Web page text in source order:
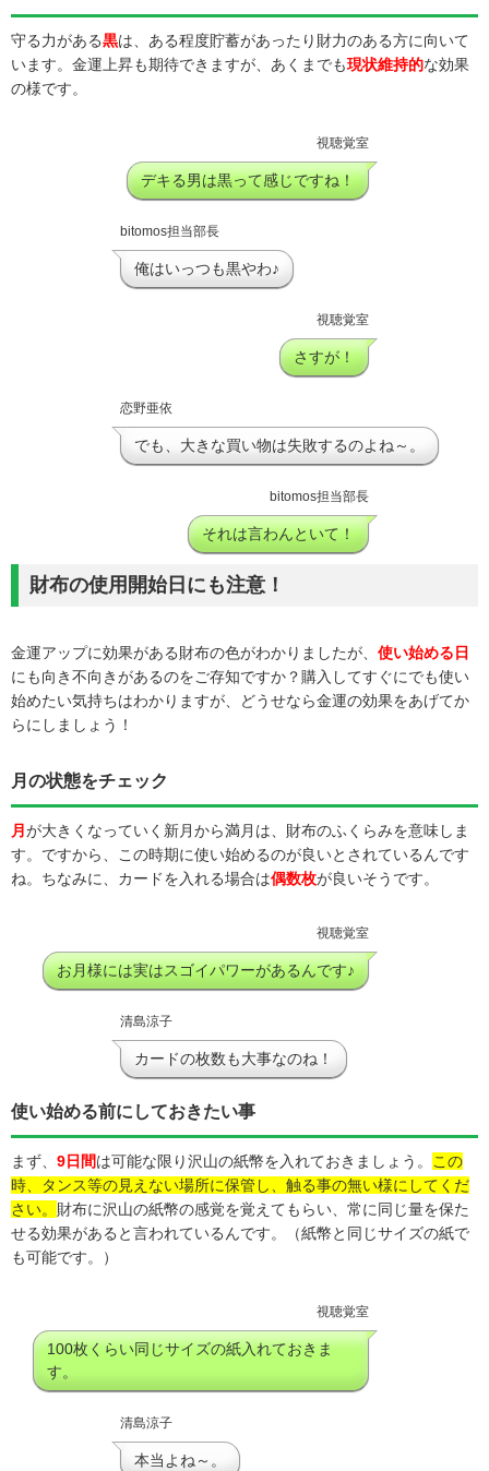
守る力がある黒は、ある程度貯蓄があったり財力のある方に向いて
います。金運上昇も期待できますが、あくまでも現状維持的な効果
の様です。
視聴覚室
デキる男は黒って感じですね！
bitomos担当部長
俺はいっつも黒やわ♪
視聴覚室
さすが！
恋野亜依
でも、大きな買い物は失敗するのよね～。
bitomos担当部長
それは言わんといて！
財布の使用開始日にも注意！
金運アップに効果がある財布の色がわかりましたが、 使い始める日
にも向き不向きがあるのをご存知ですか？購入してすぐにでも使い
始めたい気持ちはわかりますが、どうせなら金運の効果をあげてか
らにしましょう！
月の状態をチェック
月 が大きくなっていく新月から満月は、財布のふくらみを意味しま
す。ですから、この時期に使い始めるのが良いとされているんです
ね。ちなみに、カードを入れる場合は偶数枚が良いそうです。
視聴覚室
お月様には実はスゴイパワーがあるんです♪
清島涼子
カードの枚数も大事なのね！
使い始める前にしておきたい事
まず、 9日間は可能な限り沢山の紙幣を入れておきましょう。 この
時、タンス等の見えない場所に保管し、触る事の無い様にしてくだ
さい。 財布に沢山の紙幣の感覚を覚えてもらい、常に同じ量を保た
せる効果があると言われているんです。（紙幣と同じサイズの紙で
も可能です。）
視聴覚室
100枚くらい同じサイズの紙入れておきま
す。
清島涼子
本当よね～。